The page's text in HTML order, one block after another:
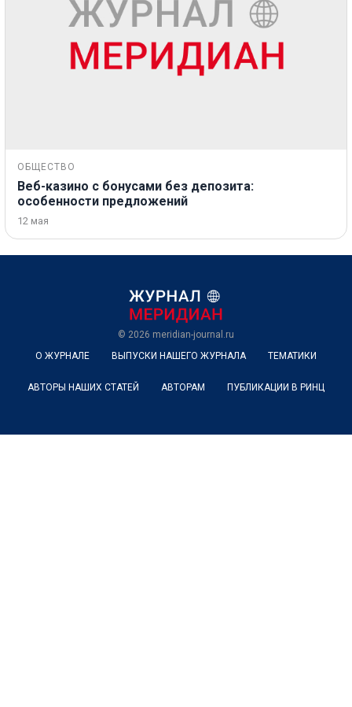
ОБЩЕСТВО
Веб-казино с бонусами без депозита:
особенности предложений
12 мая
© 2026 meridian-journal.ru
О ЖУРНАЛЕ
ВЫПУСКИ НАШЕГО ЖУРНАЛА ТЕМАТИКИ
АВТОРЫ НАШИХ СТАТЕЙ АВТОРАМ ПУБЛИКАЦИИ В РИНЦ